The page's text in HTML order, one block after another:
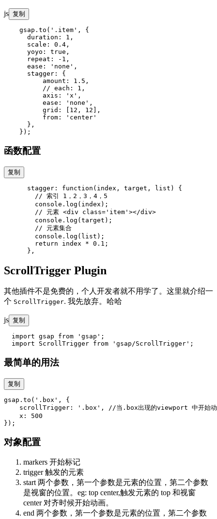
js 复制
    gsap.to('.item', {
      duration: 1,
      scale: 0.4,
      yoyo: true,
      repeat: -1,
      ease: 'none',
      stagger: {
          amount: 1.5,
          // each: 1,
          axis: 'x',
          ease: 'none',
          grid: [12, 12],
          from: 'center'
      },
函数配置
复制
      stagger: function(index, target, list) {
        // 索引 1，2，3，4，5
        console.log(index);
        // 元素 <div class='item'></div>
        console.log(target);
        // 元素集合
        console.log(list);
        return index * 0.1;
ScrollTrigger Plugin
其他插件不是免费的，个人开发者就不用学了。这里就介绍一
个 ScrollTrigger. 我先放弃。哈哈
js 复制
  import gsap from 'gsap';
最简单的用法
复制
gsap.to('.box', {
scrollTrigger: '.box', //当.box出现的viewport 中开始
    x: 500
对象配置
markers 开始标记
trigger 触发的元素
start 两个参数，第一个参数是元素的位置，第二个参数
是视窗的位置。eg: top center,触发元素的 top 和视窗
center 对齐时候开始动画。
end 两个参数，第一个参数是元素的位置，第二个参数